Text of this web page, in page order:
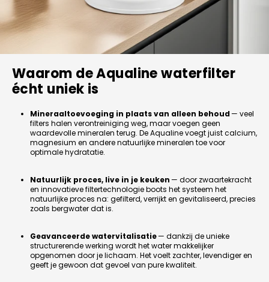
Waarom de Aqualine waterfilter
écht uniek is
Mineraaltoevoeging in plaats van alleen behoud — veel
filters halen verontreiniging weg, maar voegen geen
waardevolle mineralen terug. De Aqualine voegt juist calcium,
magnesium en andere natuurlijke mineralen toe voor
optimale hydratatie.
Natuurlijk proces, live in je keuken — door zwaartekracht
en innovatieve filtertechnologie boots het systeem het
natuurlijke proces na: gefilterd, verrijkt en gevitaliseerd, precies
zoals bergwater dat is.
Geavanceerde watervitalisatie— dankzij de unieke
structurerende werking wordt het water makkelijker
opgenomen door je lichaam. Het voelt zachter, levendiger en
geeft je gewoon dat gevoel van pure kwaliteit.